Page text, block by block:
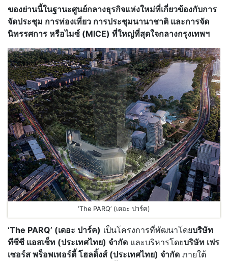
ของย่านนี้ในฐานะศูนย์กลางธุรกิจแห่งใหม่ที่เกี่ยวข้องกับการ
จัดประชุม การท่องเที่ยว การประชุมนานาชาติ และการจัด
นิทรรศการ หรือไมซ์ (MICE) ที่ใหญ่ที่สุดใจกลางกรุงเทพฯ
‘The PARQ’ (เดอะ ปาร์ค)
‘The PARQ’ (เดอะ ปาร์ค) เป็นโครงการที่พัฒนาโดยบริษัท
ทีซีซี แอสเซ็ท (ประเทศไทย) จำกัด และบริหารโดยบริษัท เฟร
เซอร์ส พร็อพเพอร์ตี้ โฮลดิ้งส์ (ประเทศไทย) จำกัด ภายใต้